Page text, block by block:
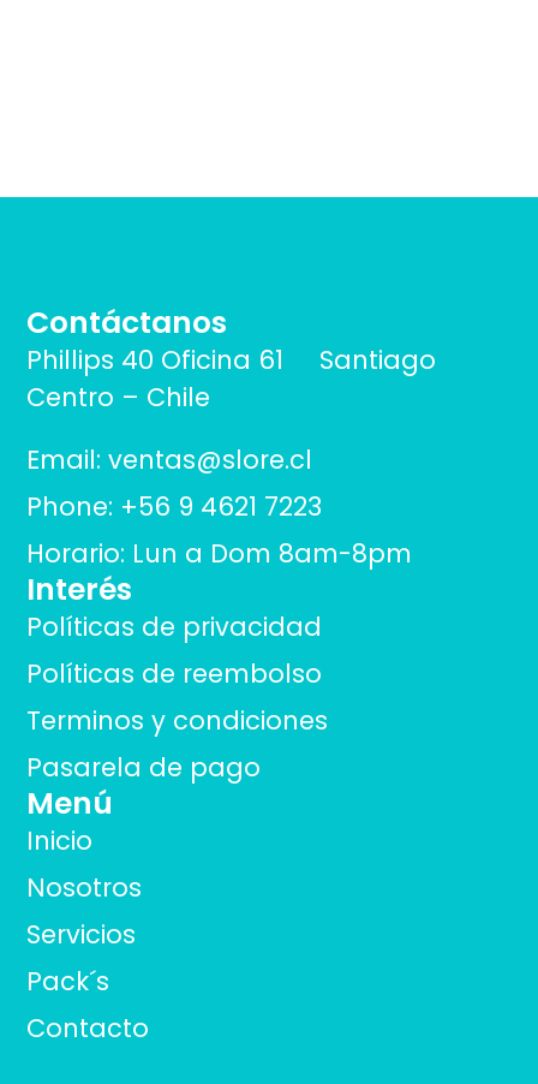
Contáctanos
Phillips 40 Oficina 61 Santiago
Centro – Chile
Email: ventas@slore.cl
Phone: +56 9 4621 7223
Horario: Lun a Dom 8am-8pm
Interés
Políticas de privacidad
Políticas de reembolso
Terminos y condiciones
Pasarela de pago
Menú
Inicio
Nosotros
Servicios
Pack´s
Contacto